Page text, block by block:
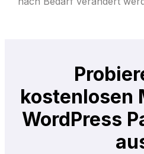
kostenlosen
WordPress